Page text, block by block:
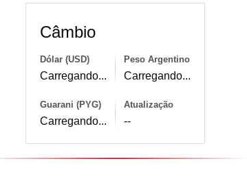
Câmbio
Dólar (USD)
Carregando...
Peso Argentino
Carregando...
Guarani (PYG)
Carregando...
Atualização
--